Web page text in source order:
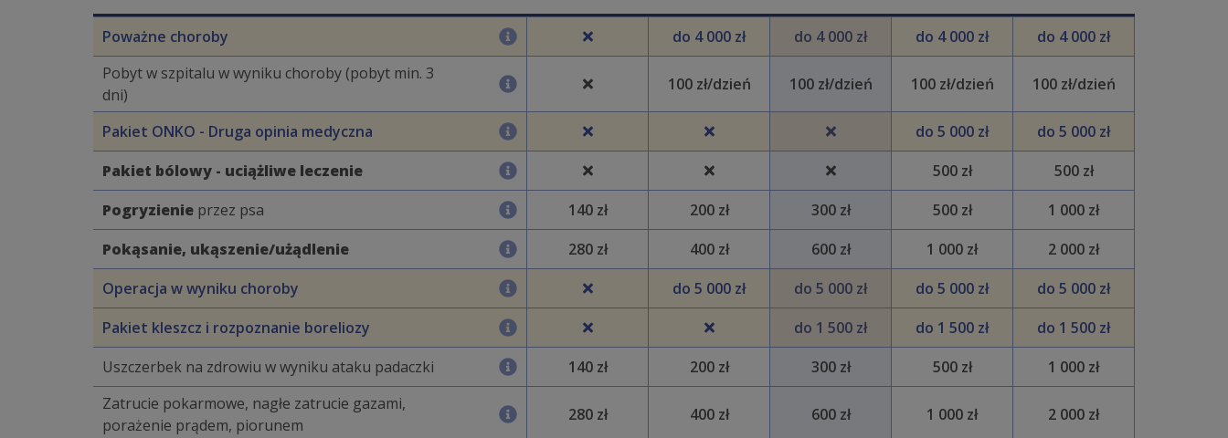
Poważne choroby do 4 000 zł do 4 000 zł do 4 000 zł
do 4 000 zł
Pobyt w szpitalu w wyniku choroby (pobyt min. 3
dni)
100 zł/dzień 100 zł/dzień 100 zł/dzień 100 zł/dzień
Pakiet ONKO - Druga opinia medyczna do 5 000 zł
do 5 000 zł
Pakiet bólowy - uciążliwe leczenie
500 zł
500 zł
Pogryzienie przez psa 140 zł 200 zł 300 zł 500 zł
1 000 zł
Pokąsanie, ukąszenie/użądlenie
280 zł 400 zł 600 zł 1 000 zł
2 000 zł
Operacja w wyniku choroby
do 5 000 zł do 5 000 zł do 5 000 zł
do 5 000 zł
Pakiet kleszcz i rozpoznanie boreliozy
do 1 500 zł do 1 500 zł
do 1 500 zł
Uszczerbek na zdrowiu w wyniku ataku padaczki
140 zł 200 zł 300 zł 500 zł
1 000 zł
Zatrucie pokarmowe, nagłe zatrucie gazami,
porażenie prądem, piorunem
280 zł 400 zł 600 zł 1 000 zł 2 000 zł